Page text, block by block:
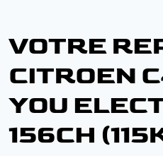
VOTRE
CITROEN
YOU
156CH